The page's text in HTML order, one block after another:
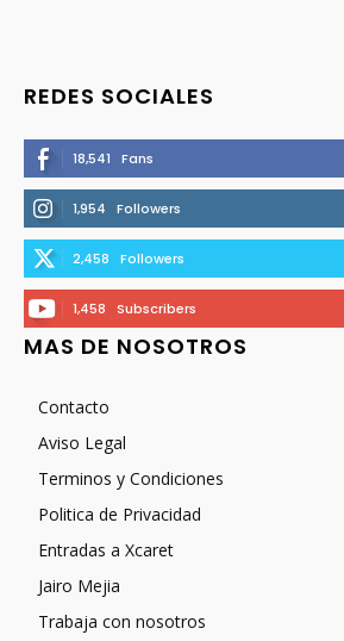
REDES SOCIALES
18,541 Fans
1,954 Followers
2,458 Followers
1,458 Subscribers
MAS DE NOSOTROS
Contacto
Aviso Legal
Terminos y Condiciones
Politica de Privacidad
Entradas a Xcaret
Jairo Mejia
Trabaja con nosotros